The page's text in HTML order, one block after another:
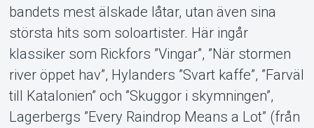
bandets mest älskade låtar, utan även sina
största hits som soloartister. Här ingår
klassiker som Rickfors ”Vingar”, ”När stormen
river öppet hav”, Hylanders ”Svart kaffe”, ”Farväl
till Katalonien” och ”Skuggor i skymningen”,
Lagerbergs ”Every Raindrop Means a Lot” (från